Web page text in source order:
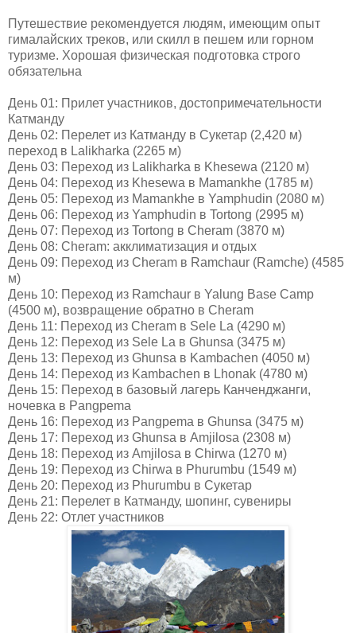
Путешествие рекомендуется людям, имеющим опыт
гималайских треков, или скилл в пешем или горном
туризме. Хорошая физическая подготовка строго
обязательна
День 01: Прилет участников, достопримечательности
Катманду
День 02: Перелет из Катманду в Сукетар (2,420 м)
переход в Lalikharka (2265 м)
День 03: Переход из Lalikharka в Khesewa (2120 м)
День 04: Переход из Khesewa в Mamankhe (1785 м)
День 05: Переход из Mamankhe в Yamphudin (2080 м)
День 06: Переход из Yamphudin в Tortong (2995 м)
День 07: Переход из Tortong в Cheram (3870 м)
День 08: Cheram: акклиматизация и отдых
День 09: Переход из Cheram в Ramchaur (Ramche) (4585
м)
День 10: Переход из Ramchaur в Yalung Base Camp
(4500 м), возвращение обратно в Cheram
День 11: Переход из Cheram в Sele La (4290 м)
День 12: Переход из Sele La в Ghunsa (3475 м)
День 13: Переход из Ghunsa в Kambachen (4050 м)
День 14: Переход из Kambachen в Lhonak (4780 м)
День 15: Переход в базовый лагерь Канченджанги,
ночевка в Pangpema
День 16: Переход из Pangpema в Ghunsa (3475 м)
День 17: Переход из Ghunsa в Amjilosa (2308 м)
День 18: Переход из Amjilosa в Chirwa (1270 м)
День 19: Переход из Chirwa в Phurumbu (1549 м)
День 20: Переход из Phurumbu в Сукетар
День 21: Перелет в Катманду, шопинг, сувениры
День 22: Отлет участников